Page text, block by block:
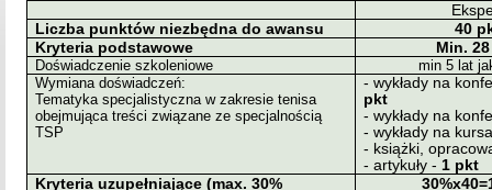
Liczba punktów niezbędna do awansu
40
Kryteria podstawowe
Min.
Doświadczenie szkoleniowe
min 5 lat
Wymiana doświadczeń:
Tematyka specjalistyczna w zakresie tenisa
obejmująca treści związane ze specjalnością
TSP
- wykłady na
pkt
- wykłady na
- wykłady na
- książki,
- artykuły -1 pkt
Kryteria uzupełniające (max. 30%